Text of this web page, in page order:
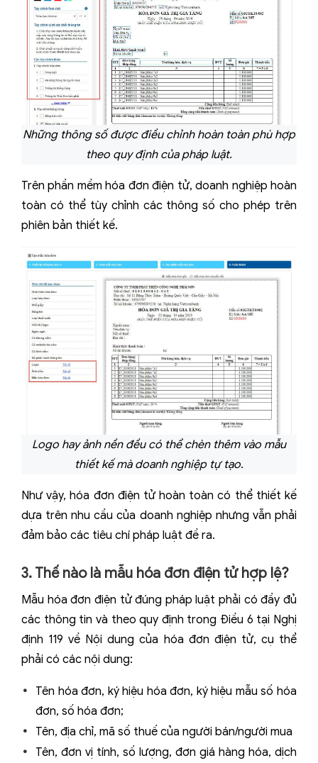
Những thông số được điều chỉnh hoàn toàn phù hợp
theo quy định của pháp luật.
Trên phần mềm hóa đơn điện tử, doanh nghiệp hoàn
toàn có thể tùy chỉnh các thông số cho phép trên
phiên bản thiết kế.
Logo hay ảnh nền đều có thể chèn thêm vào mẫu
thiết kế mà doanh nghiệp tự tạo.
Như vậy, hóa đơn điện tử hoàn toàn có thể thiết kế
dựa trên nhu cầu của doanh nghiệp nhưng vẫn phải
đảm bảo các tiêu chí pháp luật đề ra.
3. Thế nào là mẫu hóa đơn điện tử hợp lệ?
Mẫu hóa đơn điện tử đúng pháp luật phải có đầy đủ
các thông tin và theo quy định trong Điều 6 tại Nghị
định 119 về Nội dung của hóa đơn điện tử, cụ thể
phải có các nội dung:
Tên hóa đơn, ký hiệu hóa đơn, ký hiệu mẫu số hóa
đơn, số hóa đơn;
Tên, địa chỉ, mã số thuế của người bán/người mua
Tên, đơn vị tính, số lượng, đơn giá hàng hóa, dịch